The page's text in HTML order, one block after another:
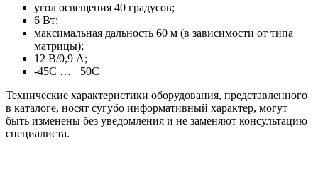
угол освещения 40 градусов;
6 Вт;
максимальная дальность 60 м (в зависимости от типа
матрицы);
12 В/0,9 А;
-45С … +50С
Технические характеристики оборудования, представленного
в каталоге, носят сугубо информативный характер, могут
быть изменены без уведомления и не заменяют консультацию
специалиста.